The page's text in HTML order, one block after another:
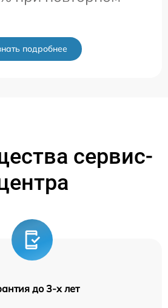
подробнее
сервис-
до 3-х лет